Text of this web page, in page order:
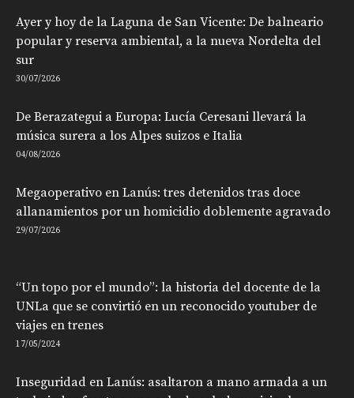
Ayer y hoy de la Laguna de San Vicente: De balneario
popular y reserva ambiental, a la nueva Nordelta del
sur
30/07/2026
De Berazategui a Europa: Lucía Ceresani llevará la
música surera a los Alpes suizos e Italia
04/08/2026
Megaoperativo en Lanús: tres detenidos tras doce
allanamientos por un homicidio doblemente agravado
29/07/2026
“Un topo por el mundo”: la historia del docente de la
UNLa que se convirtió en un reconocido youtuber de
viajes en trenes
17/05/2024
Inseguridad en Lanús: asaltaron a mano armada a un